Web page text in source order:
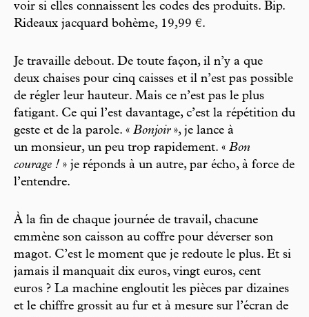
voir si elles connaissent les codes des produits. Bip.
Rideaux jacquard bohème, 19,99 €.
Je travaille debout. De toute façon, il n’y a que
deux chaises pour cinq caisses et il n’est pas possible
de régler leur hauteur. Mais ce n’est pas le plus
fatigant. Ce qui l’est davantage, c’est la répétition du
geste et de la parole. « Bonjoir», je lance à
un monsieur, un peu trop rapidement. « Bon
courage ! » je réponds à un autre, par écho, à force de
l’entendre.
À la fin de chaque journée de travail, chacune
emmène son caisson au coffre pour déverser son
magot. C’est le moment que je redoute le plus. Et si
jamais il manquait dix euros, vingt euros, cent
euros ? La machine engloutit les pièces par dizaines
et le chiffre grossit au fur et à mesure sur l’écran de